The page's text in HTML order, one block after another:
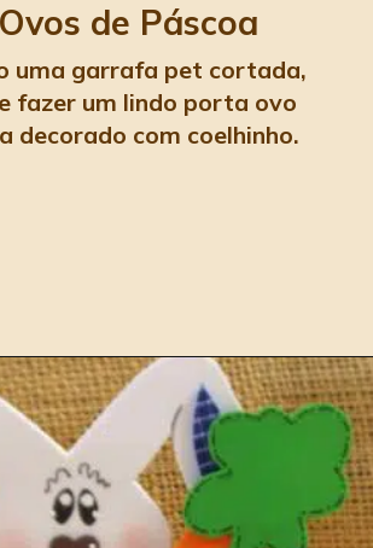
de Páscoa
uma garrafa pet cortada,
fazer um lindo porta ovo
decorado com coelhinho.